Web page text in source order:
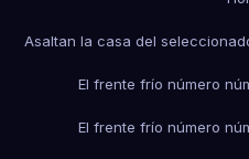
Asaltan la casa del
El frente frío número
El frente frío número